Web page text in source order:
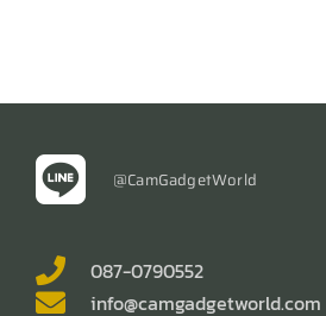
@CamGadgetWorld
087-0790552
info@camgadgetworld.com